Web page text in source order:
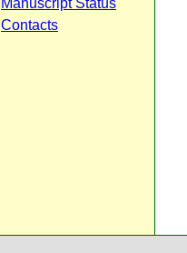
Manuscript Status
Contacts